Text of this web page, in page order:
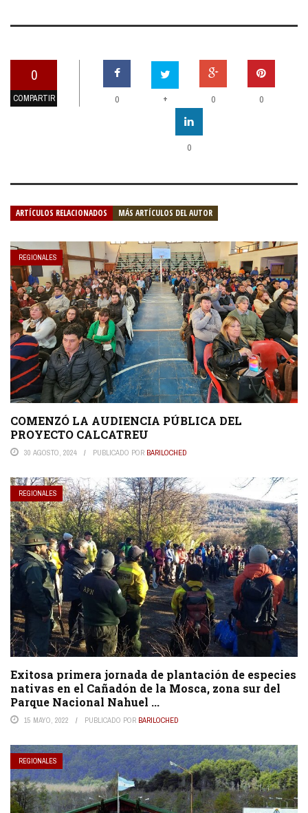
0
COMPARTIR 0 + 0 0
0
ARTÍCULOS RELACIONADOS MÁS ARTÍCULOS DEL AUTOR
REGIONALES
COMENZÓ LA AUDIENCIA PÚBLICA DEL
PROYECTO CALCATREU
30 AGOSTO, 2024 PUBLICADO POR BARILOCHED
REGIONALES
Exitosa primera jornada de plantación de especies
nativas en el Cañadón de la Mosca, zona sur del
Parque Nacional Nahuel ...
15 MAYO, 2022 PUBLICADO POR BARILOCHED
REGIONALES